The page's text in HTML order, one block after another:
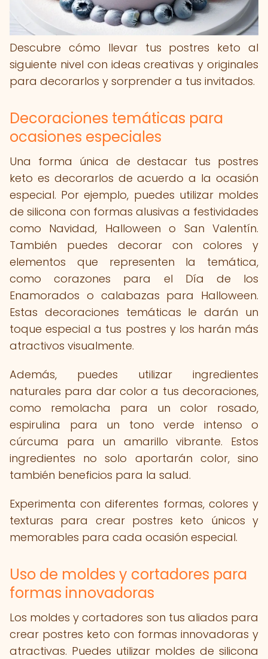
Descubre cómo llevar tus postres keto al
siguiente nivel con ideas creativas y originales
para decorarlos y sorprender a tus invitados.
Decoraciones temáticas para
ocasiones especiales
Una forma única de destacar tus postres
keto es decorarlos de acuerdo a la ocasión
especial. Por ejemplo, puedes utilizar moldes
de silicona con formas alusivas a festividades
como Navidad, Halloween o San Valentín.
También puedes decorar con colores y
elementos que representen la temática,
como corazones para el Día de los
Enamorados o calabazas para Halloween.
Estas decoraciones temáticas le darán un
toque especial a tus postres y los harán más
atractivos visualmente.
Además, puedes utilizar ingredientes
naturales para dar color a tus decoraciones,
como remolacha para un color rosado,
espirulina para un tono verde intenso o
cúrcuma para un amarillo vibrante. Estos
ingredientes no solo aportarán color, sino
también beneficios para la salud.
Experimenta con diferentes formas, colores y
texturas para crear postres keto únicos y
memorables para cada ocasión especial.
Uso de moldes y cortadores para
formas innovadoras
Los moldes y cortadores son tus aliados para
crear postres keto con formas innovadoras y
atractivas. Puedes utilizar moldes de silicona